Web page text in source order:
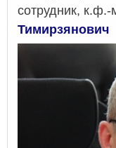
сотрудник, к.ф.-
Тимирзянович